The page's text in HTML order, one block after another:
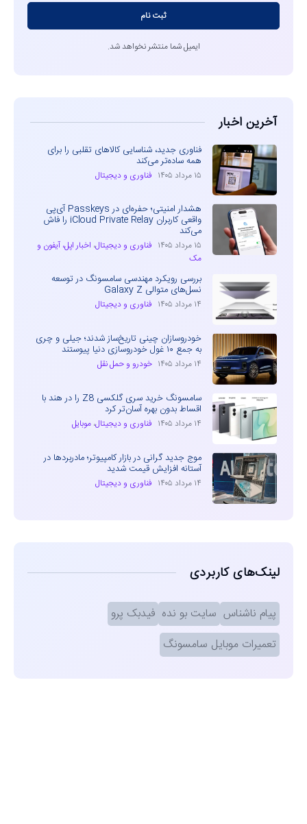
ثبت نام
ایمیل شما منتشر نخواهد شد.
آخرین اخبار
فناوری جدید، شناسایی کالاهای تقلبی را برای
همه ساده‌تر می‌کند
۱۵ مرداد ۱۴۰۵ فناوری و دیجیتال
هشدار امنیتی؛ حفره‌ای در Passkeys آی‌پی
واقعی کاربران iCloud Private Relay را فاش
می‌کند
۱۵ مرداد ۱۴۰۵ فناوری و دیجیتال، اخبار اپل، آیفون و
مک
بررسی رویکرد مهندسی سامسونگ در توسعه
نسل‌های متوالی Galaxy Z
۱۴ مرداد ۱۴۰۵ فناوری و دیجیتال
خودروسازان چینی تاریخ‌ساز شدند؛ جیلی و چری
به جمع ۱۰ غول خودروسازی دنیا پیوستند
۱۴ مرداد ۱۴۰۵ خودرو و حمل نقل
سامسونگ خرید سری گلکسی Z8 را در هند با
اقساط بدون بهره آسان‌تر کرد
۱۴ مرداد ۱۴۰۵ فناوری و دیجیتال، موبایل
موج جدید گرانی در بازار کامپیوتر؛ مادربردها در
آستانه افزایش قیمت شدید
۱۴ مرداد ۱۴۰۵ فناوری و دیجیتال
لینک‌های کاربردی
پیام ناشناس سایت بو نده فیدبک پرو
تعمیرات موبایل سامسونگ